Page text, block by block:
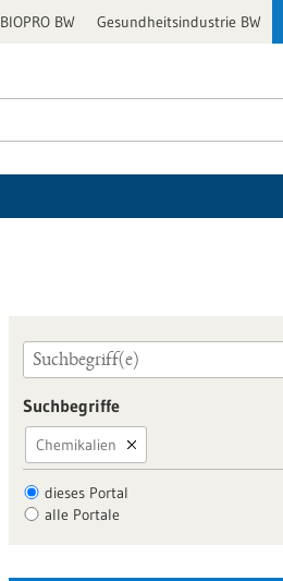
BIOPRO BW Gesundheitsindustrie BW
Suchbegriffe
Chemikalien
dieses Portal
alle Portale